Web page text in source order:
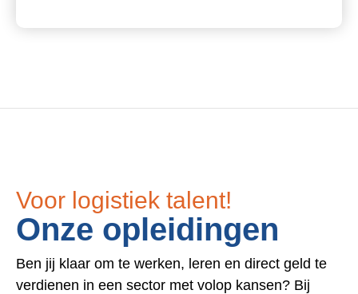
Voor logistiek talent!
Onze opleidingen
Ben jij klaar om te werken, leren en direct geld te
verdienen in een sector met volop kansen? Bij